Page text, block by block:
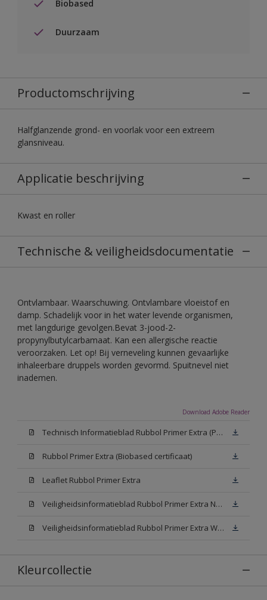
Biobased
Duurzaam
Productomschrijving
Halfglanzende grond- en voorlak voor een extreem
glansniveau.
Applicatie beschrijving
Kwast en roller
Technische & veiligheidsdocumentatie
Ontvlambaar. Waarschuwing. Ontvlambare vloeistof en
damp. Schadelijk voor in het water levende organismen,
met langdurige gevolgen.Bevat 3-jood-2-
propynylbutylcarbamaat. Kan een allergische reactie
veroorzaken. Let op! Bij verneveling kunnen gevaarlijke
inhaleerbare druppels worden gevormd. Spuitnevel niet
inademen.
Download Adobe Reader
Technisch Informatieblad Rubbol Primer Extra (PDF)
Rubbol Primer Extra (Biobased certificaat)
Leaflet Rubbol Primer Extra
Veiligheidsinformatieblad Rubbol Primer Extra N00 (MSDS)
Veiligheidsinformatieblad Rubbol Primer Extra White W05 (MSDS)
Kleurcollectie